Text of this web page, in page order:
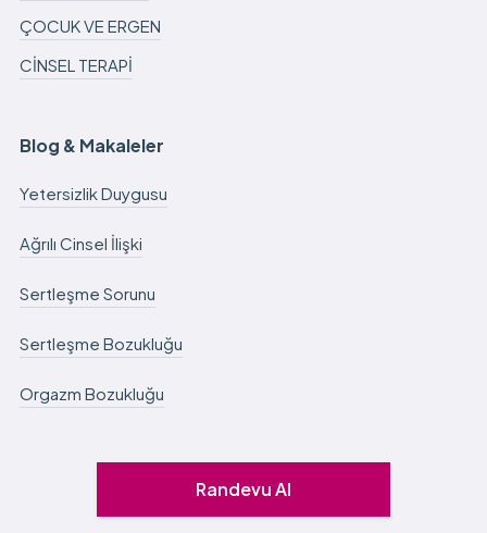
ÇOCUK VE ERGEN
CİNSEL TERAPİ
Blog & Makaleler
Yetersizlik Duygusu
Ağrılı Cinsel İlişki
Sertleşme Sorunu
Sertleşme Bozukluğu
Orgazm Bozukluğu
Randevu Al